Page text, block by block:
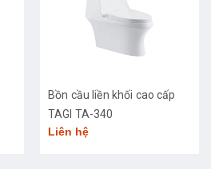
Bồn cầu liền khối cao cấp
TAGI TA-340
Liên hệ